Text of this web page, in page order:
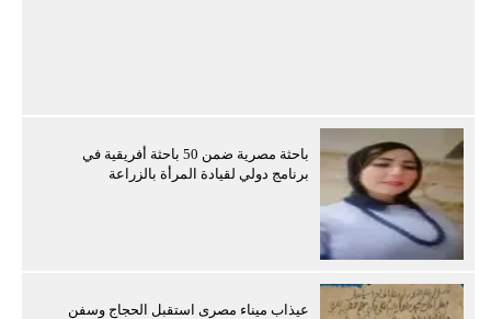
باحثة مصرية ضمن 50 باحثة أفريقية في
برنامج دولي لقيادة المرأة بالزراعة
عيذاب ميناء مصرى استقبل الحجاج وسفن